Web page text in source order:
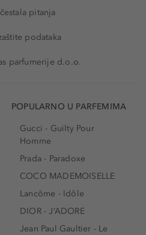
pitanja
podataka
parfumerije d.o.o.
POPULARNO U PARFEMIMA
Gucci - Guilty Pour
Homme
Prada - Paradoxe
COCO MADEMOISELLE
Lancôme - Idôle
DIOR - J’ADORE
Jean Paul Gaultier - Le